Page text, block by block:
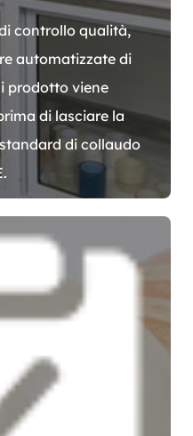
controllo qualità,
automatizzate di
prodotto viene
di lasciare la
di collaudo